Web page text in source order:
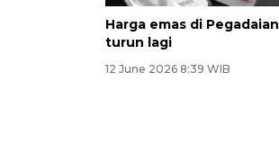
Harga emas di Pegadaian
turun lagi
12 June 2026 8:39 WIB